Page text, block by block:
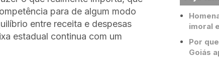
para de algum modo
entre receita e despesas
estadual continua com um
imoral
Por
Goiás